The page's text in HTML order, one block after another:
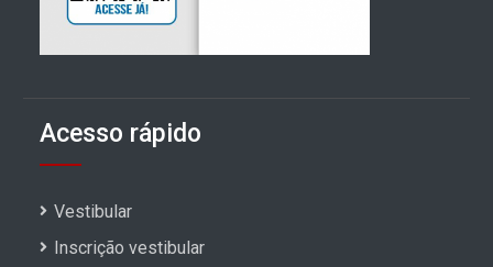
Acesso rápido
Vestibular
Inscrição vestibular